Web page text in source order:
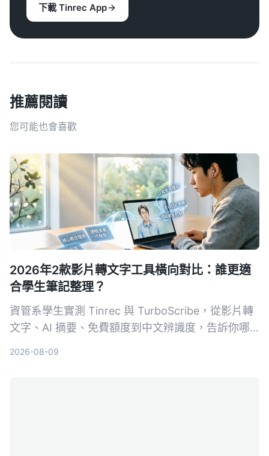
下載 Tinrec App
推薦閱讀
您可能也會喜歡
2026年2款影片轉文字工具橫向對比：誰更適
合學生筆記整理？
資管系學生實測 Tinrec 與 TurboScribe，從影片轉
文字、AI 摘要、免費額度到中文辨識度，告訴你哪
2026-08-09